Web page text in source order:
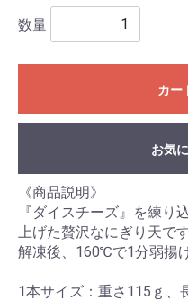
数量
カー
お気
《商品説明》
『ダイスチーズ』を練り
上げた贅沢なにぎり天です
解凍後、160℃で1分弱揚
1本サイズ：重さ115ｇ、